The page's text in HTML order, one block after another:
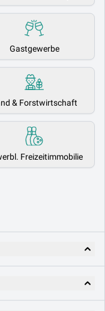
Gastgewerbe
& Forstwirtschaft
Freizeitimmobilie